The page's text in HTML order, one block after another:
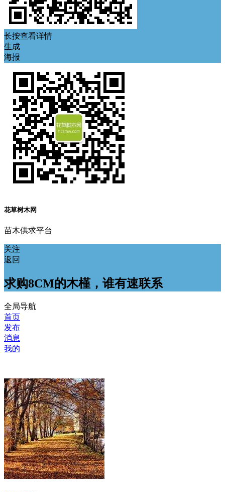
长按查看详情
生成
海报
花草树木网
苗木供求平台
关注
返回
求购8CM的木槿，谁有速联系
全局导航
首页
发布
消息
我的